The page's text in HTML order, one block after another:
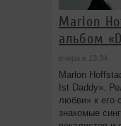
Marlon
альбом
вчера в 13:34
Marlon
Ist Daddy».
любви» к его
знакомые